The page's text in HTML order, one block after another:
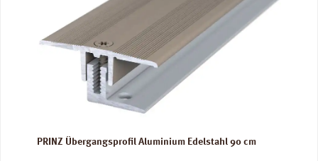
PRINZ Übergangsprofil Aluminium Edelstahl 90 cm